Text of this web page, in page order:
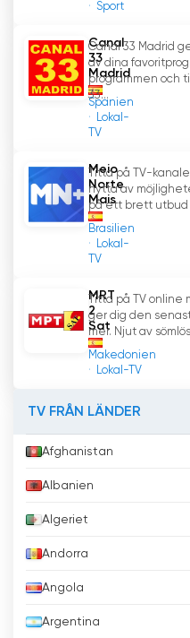
Sport
Canal
33
Madrid
Spanien
Lokal-
TV
Canal 33 Madrid
av dina
programmen och
33...
Meio
Norte
Mais
Brasilien
Lokal-
TV
Titta på TV-
nytta av
på ett brett utbud
MRT
2
Sat
Makedonien
Lokal-TV
Titta på TV online
ger dig den
mer. Njut av
TV FRÅN LÄNDER
Afghanistan
Albanien
Algeriet
Andorra
Angola
Argentina